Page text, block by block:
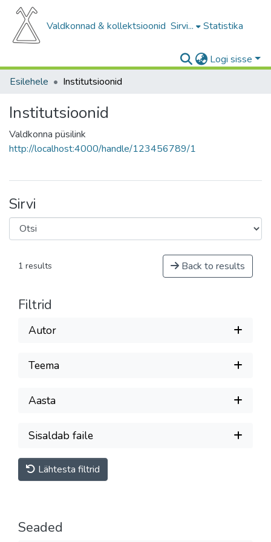
Valdkonnad & kollektsioonid Sirvi... Statistika
Logi sisse
Esilehele
Institutsioonid
Institutsioonid
Valdkonna püsilink
http://localhost:4000/handle/123456789/1
Sirvi
1 results Back to results
Filtrid
Autor
Teema
Aasta
Sisaldab faile
Lähtesta filtrid
Seaded